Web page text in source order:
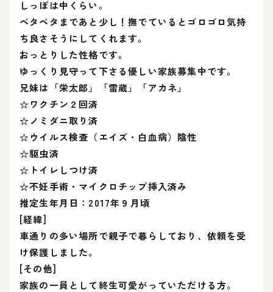
しっぽは中くらい。
ベタベタまであと少し！撫でているとゴロゴロ気持
ち良さそうにしてくれます。
おっとりした性格です。
ゆっくり見守って下さる優しい家族募集中です。
兄妹は「栄太郎」「雷蔵」「アカネ」
☆ワクチン２回済
☆ノミダニ取り済
☆ウイルス検査（エイズ・白血病）陰性
☆駆虫済
☆トイレしつけ済
☆不妊手術・マイクロチップ挿入済み
推定生年月日：2017年９月頃
[経緯]
車通りの多い場所で親子で暮らしており、依頼を受
け保護しました。
[その他]
家族の一員として終生可愛がっていただける方。